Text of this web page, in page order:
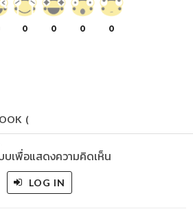
0 0 0 0
(
บเพื่อแสดงความคิดเห็น
LOG IN